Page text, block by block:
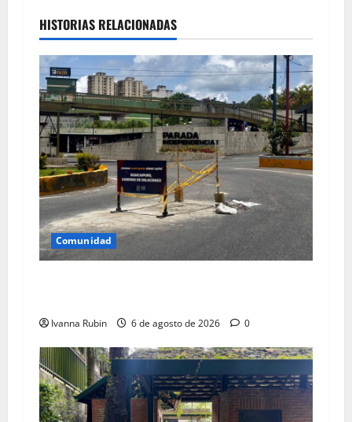
HISTORIAS RELACIONADAS
Comunidad
Ivanna Rubin 6 de agosto de 2026 0